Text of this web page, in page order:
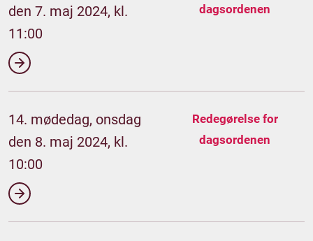
den 7. maj 2024, kl.
11:00
dagsordenen
14. mødedag, onsdag
den 8. maj 2024, kl.
10:00
Redegørelse for
dagsordenen